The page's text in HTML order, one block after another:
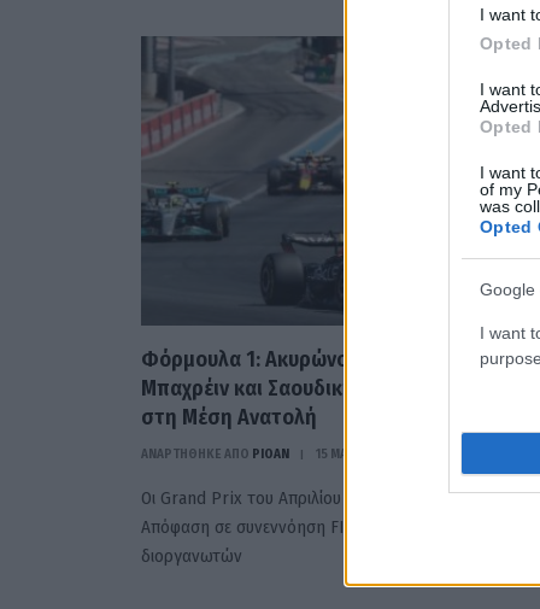
I want
Opted
I want
Opted
I want
of my
was
Opted
Google
I want
Φόρμουλα 1: Ακυρώνονται οι αγώνες σε
Μπαχρέιν και Σαουδική Αραβία λόγω κρίσης
στη Μέση Ανατολή
ΑΝΑΡΤΗΘΗΚΕ ΑΠΟ PIOAN 15 ΜΑΡΤΊΟΥ 2026
Οι Grand Prix του Απριλίου δεν θα αντικατασταθούν
Απόφαση σε συνεννόηση FIA, Liberty Media και
διοργανωτών